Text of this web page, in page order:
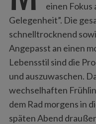
einen Fokus
Gelegenheit”. Die
schnelltrocknend
Angepasst an einen
Lebensstil sind die
und auszuwaschen.
wechselhaften
dem Rad morgens in
späten Abend